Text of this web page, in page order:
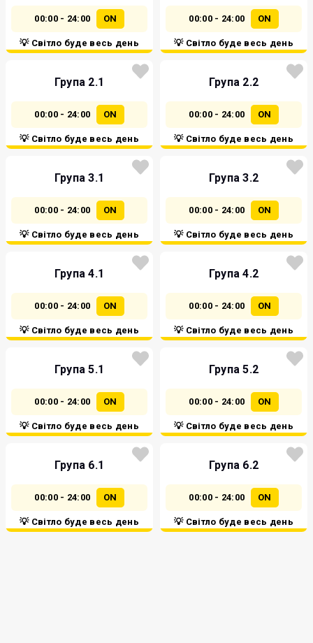
00:00 - 24:00 ON
💡 Світло буде весь день
00:00 - 24:00 ON
💡 Світло буде весь день
Група 2.1
00:00 - 24:00 ON
💡 Світло буде весь день
Група 2.2
00:00 - 24:00 ON
💡 Світло буде весь день
Група 3.1
00:00 - 24:00 ON
💡 Світло буде весь день
Група 3.2
00:00 - 24:00 ON
💡 Світло буде весь день
Група 4.1
00:00 - 24:00 ON
💡 Світло буде весь день
Група 4.2
00:00 - 24:00 ON
💡 Світло буде весь день
Група 5.1
00:00 - 24:00 ON
💡 Світло буде весь день
Група 5.2
00:00 - 24:00 ON
💡 Світло буде весь день
Група 6.1
00:00 - 24:00 ON
💡 Світло буде весь день
Група 6.2
00:00 - 24:00 ON
💡 Світло буде весь день